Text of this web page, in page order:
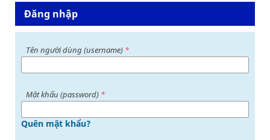
Đăng nhập
Tên người dùng (username) *
Mật khấu (password) *
Quên mật khẩu?